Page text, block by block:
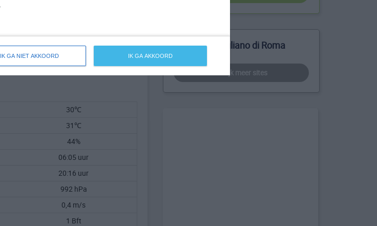
IK GA NIET AKKOORD IK GA AKKOORD
30℃
31℃
44%
06:05 uur
20:16 uur
992 hPa
0,4 m/s
1 Bft
Meer over Giuliano di Roma
bekijk meer sites